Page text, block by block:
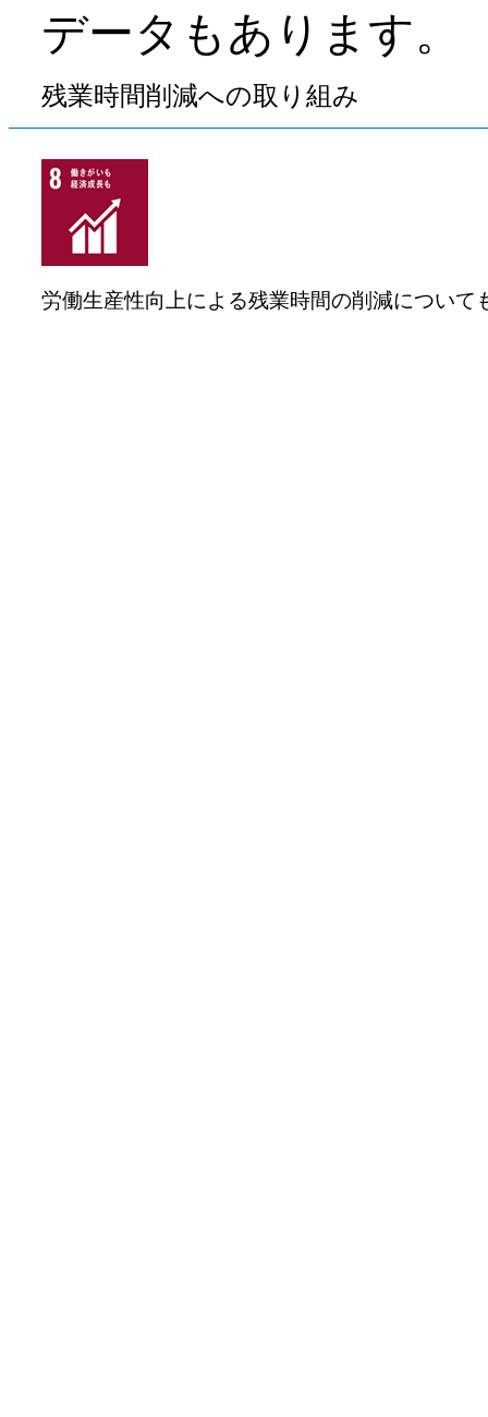
データもあります。
残業時間削減への取り組み
労働生産性向上による残業時間の削減について